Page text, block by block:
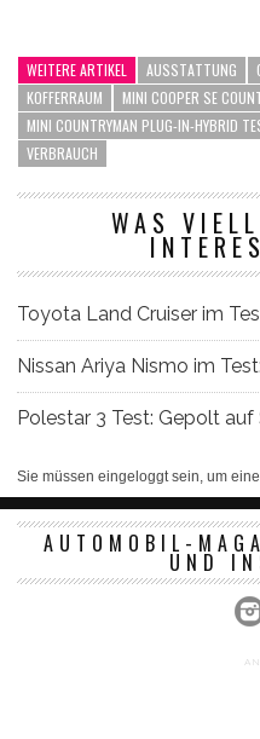
WEITERE ARTIKEL AUSSTATTUNG
KOFFERRAUM
MINI COOPER SE
MINI COUNTRYMAN PLUG-IN-HYBRID
VERBRAUCH
WAS
Toyota Land Cruiser im
Nissan Ariya Nismo im
Polestar 3 Test: Gepolt auf
Sie müssen eingeloggt sein, um
AUTOMOBIL-
UND